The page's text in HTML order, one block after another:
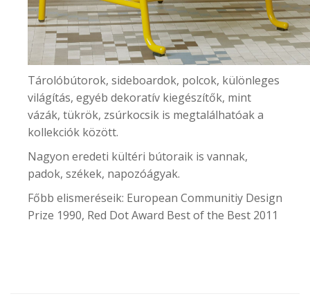
Tárolóbútorok, sideboardok, polcok, különleges
világítás, egyéb dekoratív kiegészítők, mint
vázák, tükrök, zsúrkocsik is megtalálhatóak a
kollekciók között.
Nagyon eredeti kültéri bútoraik is vannak,
padok, székek, napozóágyak.
Főbb elismeréseik: European Communitiy Design
Prize 1990, Red Dot Award Best of the Best 2011